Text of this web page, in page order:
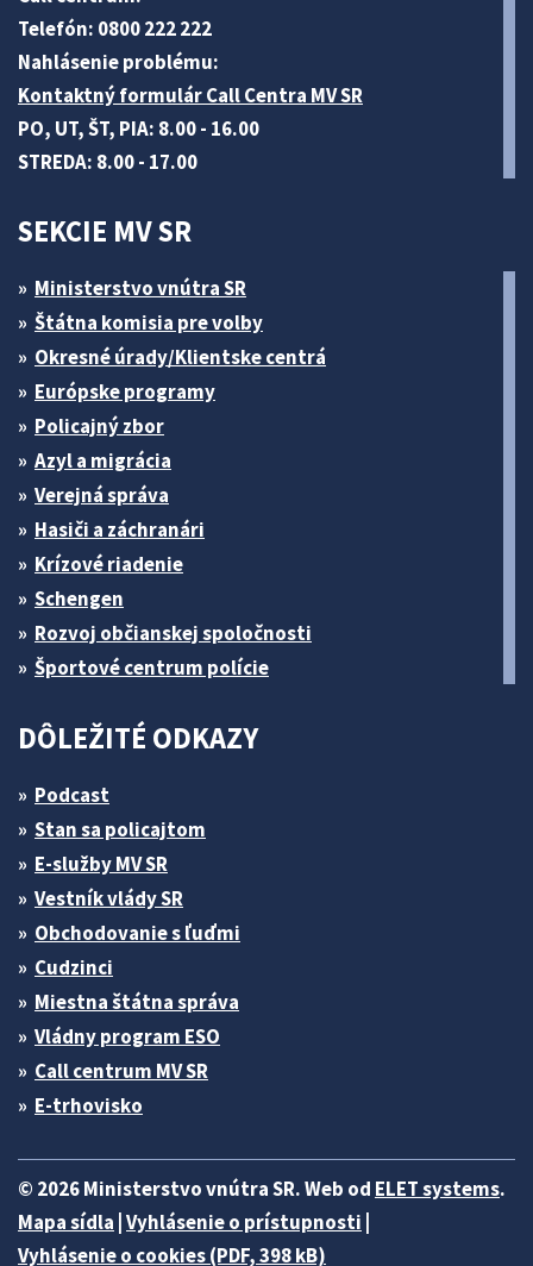
Telefón: 0800 222 222
Nahlásenie problému:
Kontaktný formulár Call Centra MV SR
PO, UT, ŠT, PIA: 8.00 - 16.00
STREDA: 8.00 - 17.00
SEKCIE MV SR
Ministerstvo vnútra SR
Štátna komisia pre volby
Okresné úrady/Klientske centrá
Európske programy
Policajný zbor
Azyl a migrácia
Verejná správa
Hasiči a záchranári
Krízové riadenie
Schengen
Rozvoj občianskej spoločnosti
Športové centrum polície
DÔLEŽITÉ ODKAZY
Podcast
Stan sa policajtom
E-služby MV SR
Vestník vlády SR
Obchodovanie s ľuďmi
Cudzinci
Miestna štátna správa
Vládny program ESO
Call centrum MV SR
E-trhovisko
© 2026 Ministerstvo vnútra SR. Web od ELET systems.
Mapa sídla Vyhlásenie o prístupnosti
Vyhlásenie o cookies (PDF, 398 kB)